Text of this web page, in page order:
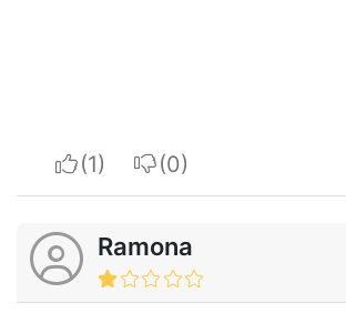
I apreciateI do not appreciate
Ramona